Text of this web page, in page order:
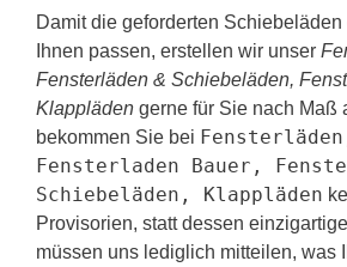
Damit die geforderten
Ihnen passen, erstellen wir unser
Fensterläden & Schiebeläden,
Klappläden gerne für Sie nach Maß
bekommen Sie bei
Fensterladen Bauer,
Schiebeläden, Klappläden
Provisorien, statt dessen
müssen uns lediglich mitteilen, was